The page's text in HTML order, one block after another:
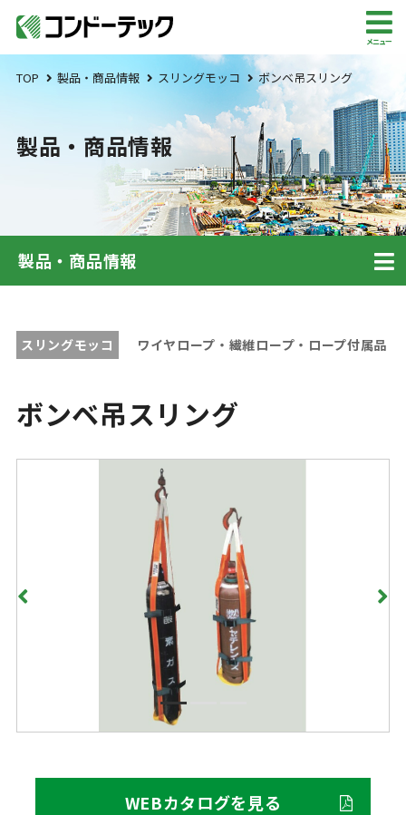
メニュー
TOP 製品・商品情報 スリングモッコ ボンベ吊スリング
製品・商品情報
製品・商品情報
スリングモッコ ワイヤロープ・繊維ロープ・ロープ付属品
ボンベ吊スリング
WEBカタログを見る